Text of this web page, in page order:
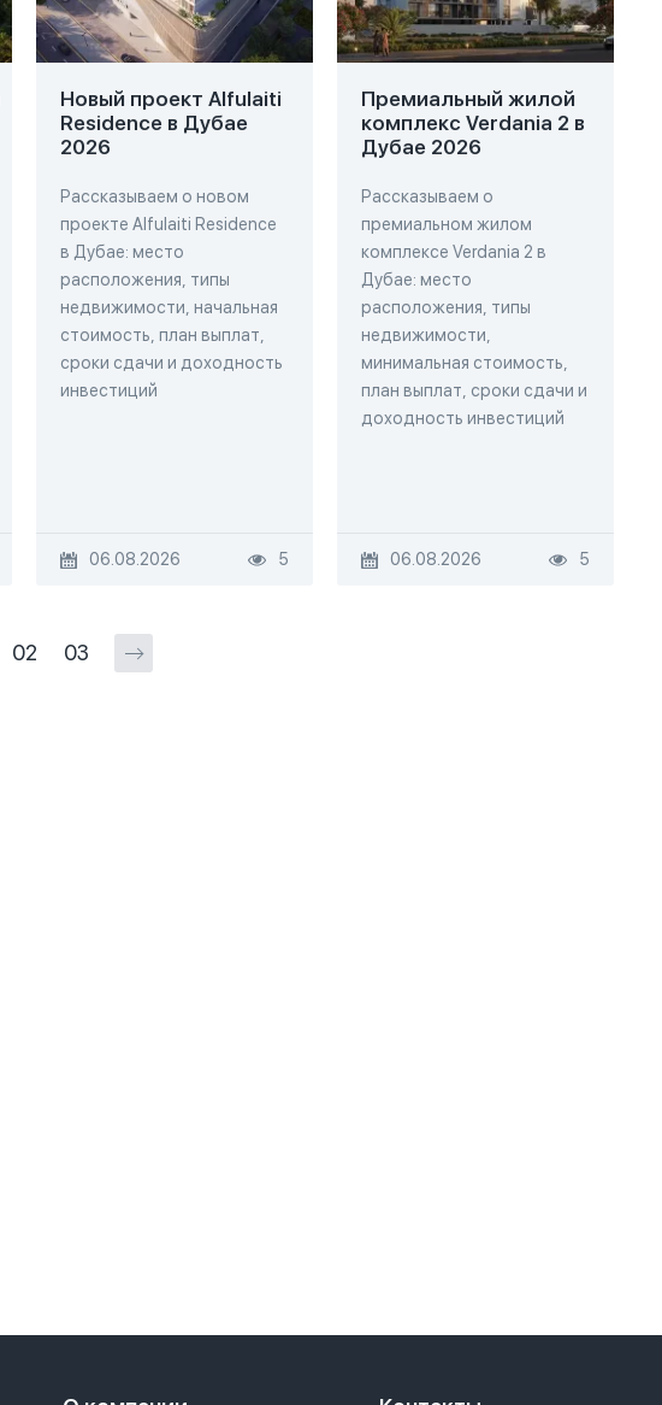
Новый проект Alfulaiti
Residence в Дубае
2026
Рассказываем о новом
проекте Alfulaiti Residence
в Дубае: место
расположения, типы
недвижимости, начальная
стоимость, план выплат,
сроки сдачи и доходность
инвестиций
06.08.2026 5
Премиальный жилой
комплекс Verdania 2 в
Дубае 2026
Рассказываем о
премиальном жилом
комплексе Verdania 2 в
Дубае: место
расположения, типы
недвижимости,
минимальная стоимость,
план выплат, сроки сдачи и
доходность инвестиций
06.08.2026 5
02 03